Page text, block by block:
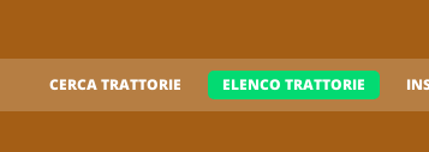
CERCA TRATTORIE ELENCO TRATTORIE